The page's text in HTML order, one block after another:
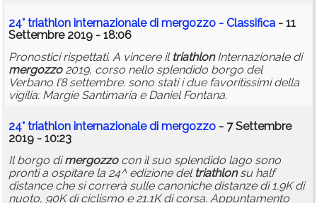
24°triathlon internazionale di mergozzo - Classifica - 11
Settembre 2019 - 18:06
Pronostici rispettati. A vincere il triathlonInternazionale di
mergozzo2019, corso nello splendido borgo del
Verbano l’8 settembre. sono stati i due favoritissimi della
vigilia: Margie Santimaria e Daniel Fontana.
24°triathlon internazionale di mergozzo - 7 Settembre
2019 - 10:23
Il borgo dimergozzocon il suo splendido lago sono
pronti a ospitare la 24^ edizione del triathlonsu half
distance che si correrà sulle canoniche distanze di 1.9K di
nuoto, 90K di ciclismo e 21.1K di corsa. Appuntamento